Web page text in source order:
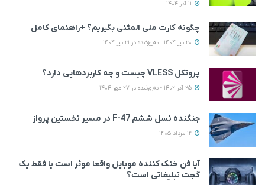
چگونه کارت ملی المثنی بگیریم؟ +راهنمای کامل
پروتکل VLESS چیست و چه کاربردهایی دارد؟
جنگنده نسل ششم F-47 در مسیر نخستین پرواز
آیا فن خنک کننده موبایل واقعا موثر است یا فقط یک
گجت تبلیغاتی است؟